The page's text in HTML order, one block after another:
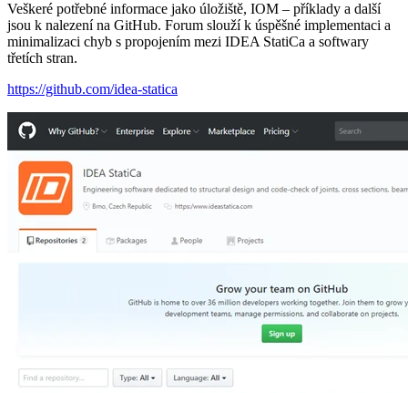
Veškeré potřebné informace jako úložiště, IOM – příklady a další
jsou k nalezení na GitHub. Forum slouží k úspěšné implementaci a
minimalizaci chyb s propojením mezi IDEA StatiCa a softwary
třetích stran.
https://github.com/idea-statica